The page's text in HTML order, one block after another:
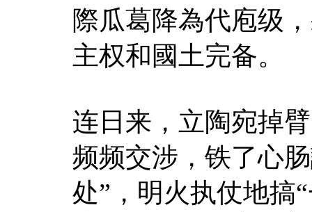
際瓜葛降為代庖级
主权和國土完备。
连日来，立陶宛掉
频频交涉，铁了心
处”，明火执仗地搞